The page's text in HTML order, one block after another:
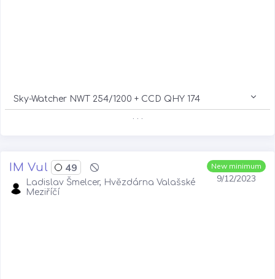
Sky-Watcher NWT 254/1200 + CCD QHY 174
. . .
New minimum
9/12/2023
IM Vul 49
Ladislav Šmelcer, Hvězdárna Valašské
Meziříčí